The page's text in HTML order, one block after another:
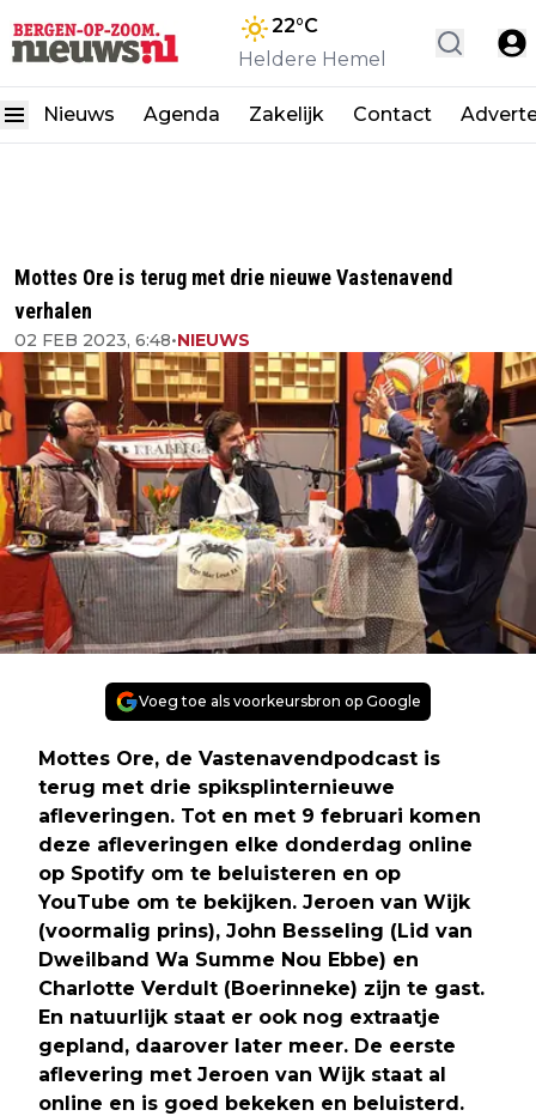
22°C
Heldere Hemel
Nieuws Agenda Zakelijk Contact
Mottes Ore is terug met drie nieuwe Vastenavend
verhalen
02 FEB 2023, 6:48•NIEUWS
Voeg toe als voorkeursbron op Google
Mottes Ore, de Vastenavendpodcast is
terug met drie spiksplinternieuwe
afleveringen. Tot en met 9 februari komen
deze afleveringen elke donderdag online
op Spotify om te beluisteren en op
YouTube om te bekijken. Jeroen van Wijk
(voormalig prins), John Besseling (Lid van
Dweilband Wa Summe Nou Ebbe) en
Charlotte Verdult (Boerinneke) zijn te gast.
En natuurlijk staat er ook nog extraatje
gepland, daarover later meer. De eerste
aflevering met Jeroen van Wijk staat al
online en is goed bekeken en beluisterd.